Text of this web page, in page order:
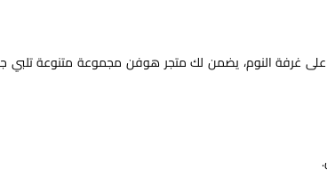
غرفة النوم، يضمن لك متجر هوفن مجموعة متنوعة تلبي